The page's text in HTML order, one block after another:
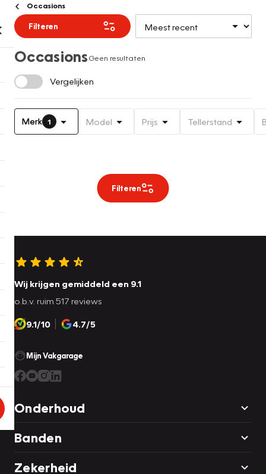
Occasions
Filteren
OccasionsGeen resultaten
Vergelijken
Merk 1 Model Prijs Tellerstand
Filteren
Wij krijgen gemiddeld een 9.1
o.b.v. ruim 517 reviews
9.1/10 4.7/5
Mijn Vakgarage
Onderhoud
Banden
Zekerheid